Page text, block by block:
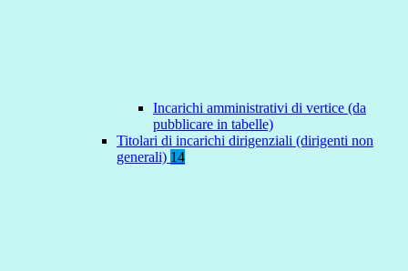
Incarichi amministrativi di vertice (da
pubblicare in tabelle)
Titolari di incarichi dirigenziali (dirigenti non
generali) 14